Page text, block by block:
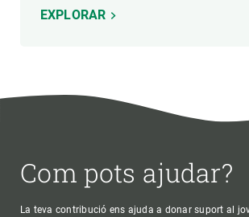
EXPLORAR
Com pots ajudar?
La teva contribució ens ajuda a donar suport al